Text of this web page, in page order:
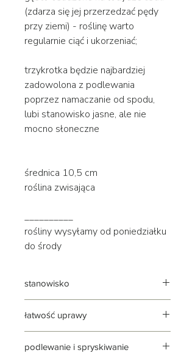
(zdarza się jej przerzedzać pędy
przy ziemi) - roślinę warto
regularnie ciąć i ukorzeniać;
trzykrotka będzie najbardziej
zadowolona z podlewania
poprzez namaczanie od spodu,
lubi stanowisko jasne, ale nie
mocno słoneczne
średnica 10,5 cm
roślina zwisająca
__________
rośliny wysyłamy od poniedziałku
do środy
stanowisko
bezpośredniego słońca
łatwość uprawy
do dobrej kondycji potrzebuje
podlewanie i spryskiwanie